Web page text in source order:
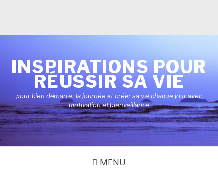
contenuINSPIRATIONS POUR
RÉUSSIR SA VIE
pour bien démarrer la journée et créer sa vie chaque jour avec
motivation et bienveillance
MENU